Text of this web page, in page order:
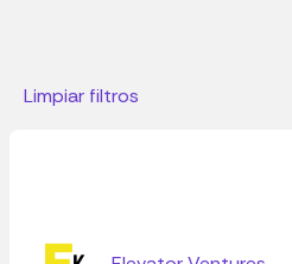
Limpiar filtros